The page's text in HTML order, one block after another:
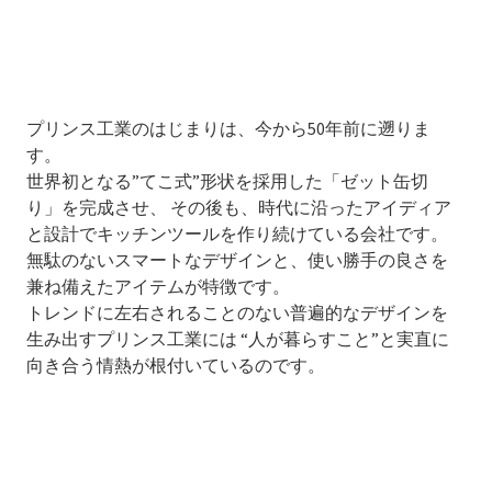
プリンス工業のはじまりは、今から50年前に遡りま
す。
世界初となる”てこ式”形状を採用した「ゼット缶切
り」を完成させ、 その後も、時代に沿ったアイディア
と設計でキッチンツールを作り続けている会社です。
無駄のないスマートなデザインと、使い勝手の良さを
兼ね備えたアイテムが特徴です。
トレンドに左右されることのない普遍的なデザインを
生み出すプリンス工業には “人が暮らすこと”と実直に
向き合う情熱が根付いているのです。